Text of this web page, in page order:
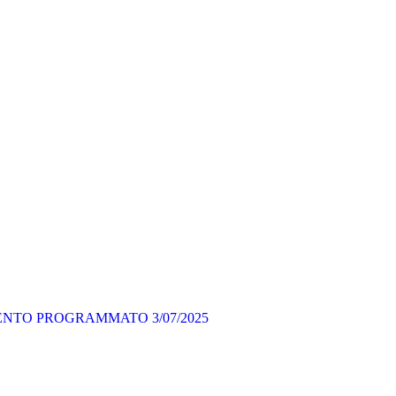
PROGRAMMATO 3/07/2025